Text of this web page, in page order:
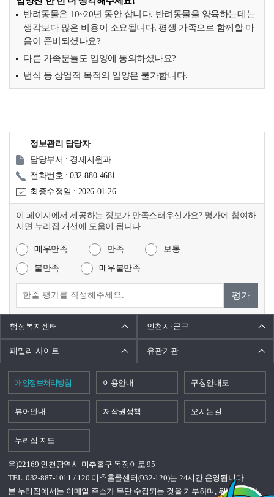
반려동물은 10~20년 동안 삽니다. 반려동물을 양육하는데는
생각보다 많은 비용이 소요됩니다. 평생 가족으로 함께할 마
음이 준비되셨나요?
다른 가족분들도 입양에 동의하셨나요?
번식 등 상업적 목적의 입양은 불가합니다.
정보관리 담당자
담당부서 : 경제지원과
전화번호 : 032-880-4681
최종수정일 : 2026-01-26
이 페이지에서 제공하는 정보가 만족스러우신가요? 평가에 참여하
시면 누리집 개선에 도움이 됩니다.
매우만족 만족 보통
불만족 매우불만족
평가
행정복지센터 인천시·군구
패밀리 사이트 유관기관
개인정보처리방침 이용안내 구청안내도
뷰어안내 저작권정책 오시는길
누리집 지도
우)22169 인천광역시 미추홀구 독정이로 95
TEL. 032-887-1011 / 120 미추홀콜센터(032-120)는 24시간 운영됩니다.
본 누리집에서는 이메일 주소가 무단 수집되는 것을 거부하며, 위반시 정보